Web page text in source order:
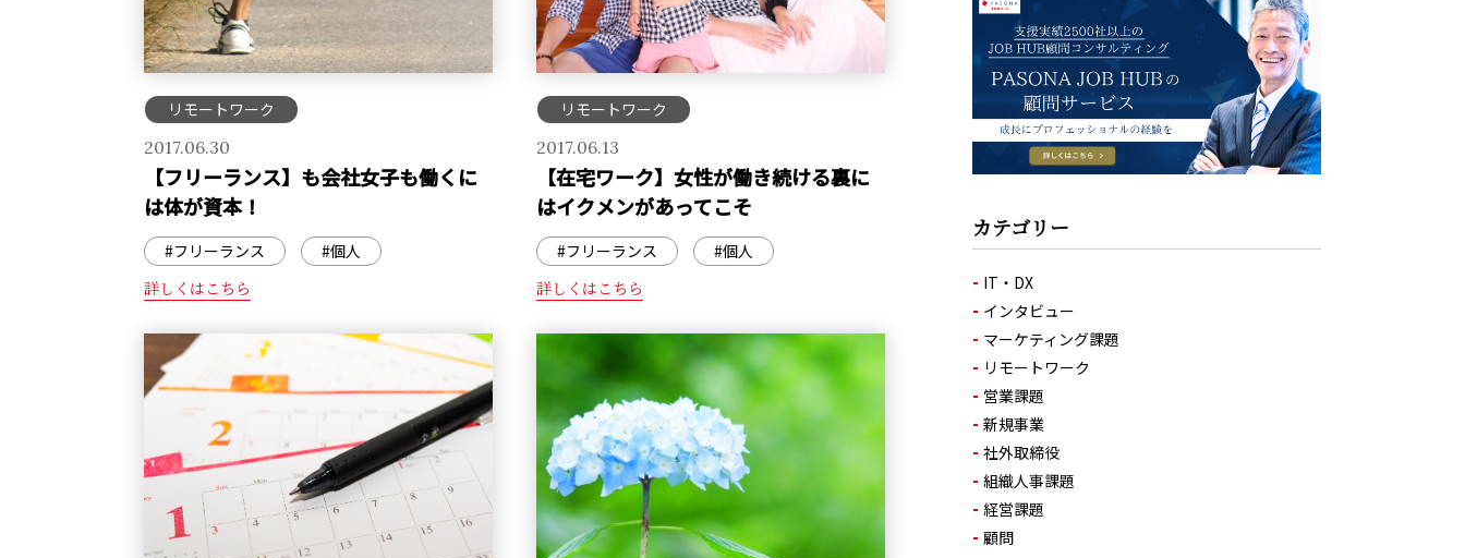
リモートワーク
2017.06.30
【フリーランス】も会社女子も働くに
は体が資本！
#フリーランス
#個人
詳しくはこちら
リモートワーク
2017.06.13
【在宅ワーク】女性が働き続ける裏に
はイクメンがあってこそ
#フリーランス
#個人
詳しくはこちら
カテゴリー
IT・DX
インタビュー
マーケティング課題
リモートワーク
営業課題
新規事業
社外取締役
組織人事課題
経営課題
顧問